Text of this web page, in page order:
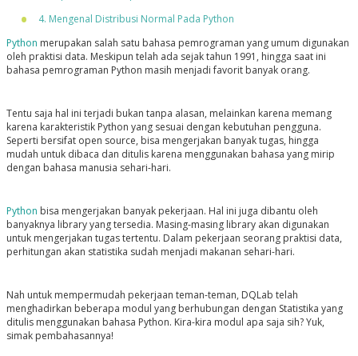
4. Mengenal Distribusi Normal Pada Python
Python merupakan salah satu bahasa pemrograman yang umum digunakan
oleh praktisi data. Meskipun telah ada sejak tahun 1991, hingga saat ini
bahasa pemrograman Python masih menjadi favorit banyak orang.
Tentu saja hal ini terjadi bukan tanpa alasan, melainkan karena memang
karena karakteristik Python yang sesuai dengan kebutuhan pengguna.
Seperti bersifat open source, bisa mengerjakan banyak tugas, hingga
mudah untuk dibaca dan ditulis karena menggunakan bahasa yang mirip
dengan bahasa manusia sehari-hari.
Python bisa mengerjakan banyak pekerjaan. Hal ini juga dibantu oleh
banyaknya library yang tersedia. Masing-masing library akan digunakan
untuk mengerjakan tugas tertentu. Dalam pekerjaan seorang praktisi data,
perhitungan akan statistika sudah menjadi makanan sehari-hari.
Nah untuk mempermudah pekerjaan teman-teman, DQLab telah
menghadirkan beberapa modul yang berhubungan dengan Statistika yang
ditulis menggunakan bahasa Python. Kira-kira modul apa saja sih? Yuk,
simak pembahasannya!